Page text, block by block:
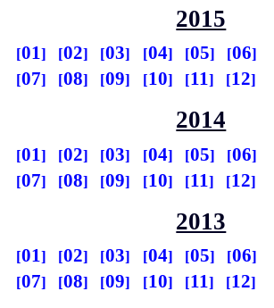
2015
01 02 03 04 05
06
07
08 09 10 11 12
2014
01 02 03 04 05
06
07
08 09 10 11 12
2013
01 02 03 04 05
06
07
08 09 10 11 12